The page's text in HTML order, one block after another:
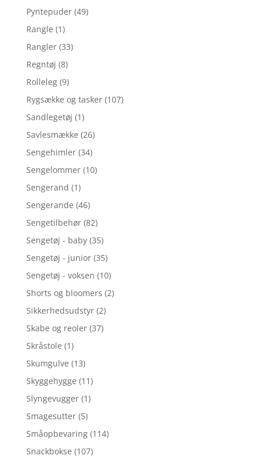
Pyntepuder (49)
Rangle (1)
Rangler (33)
Regntøj (8)
Rolleleg (9)
Rygsække og tasker (107)
Sandlegetøj (1)
Savlesmække (26)
Sengehimler (34)
Sengelommer (10)
Sengerand (1)
Sengerande (46)
Sengetilbehør (82)
Sengetøj - baby (35)
Sengetøj - junior (35)
Sengetøj - voksen (10)
Shorts og bloomers (2)
Sikkerhedsudstyr (2)
Skabe og reoler (37)
Skråstole (1)
Skumgulve (13)
Skyggehygge (11)
Slyngevugger (1)
Smagesutter (5)
Småopbevaring (114)
Snackbokse (107)